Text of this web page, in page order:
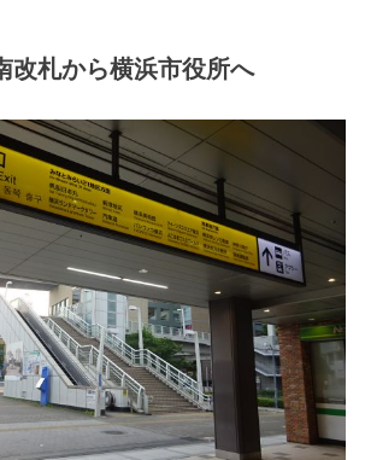
札から横浜市役所へ